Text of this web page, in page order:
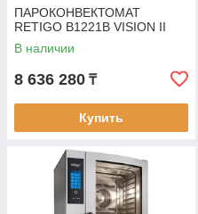
ПАРОКОНВЕКТОМАТ
RETIGO B1221B VISION II
В наличии
8 636 280 ₸
Купить